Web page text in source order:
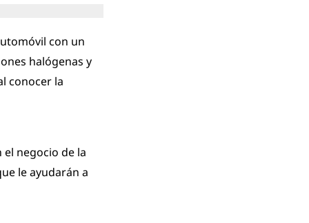
con un
halógenas y
conocer la
negocio de la
le ayudarán a